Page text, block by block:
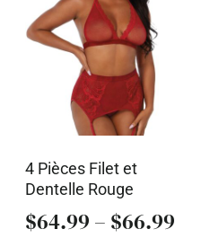
4 Pièces Filet et
Dentelle Rouge
$64.99 – $66.99